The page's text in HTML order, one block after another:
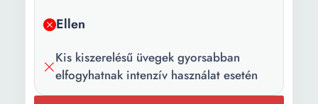
Ellen
Kis kiszerelésű üvegek gyorsabban
elfogyhatnak intenzív használat esetén